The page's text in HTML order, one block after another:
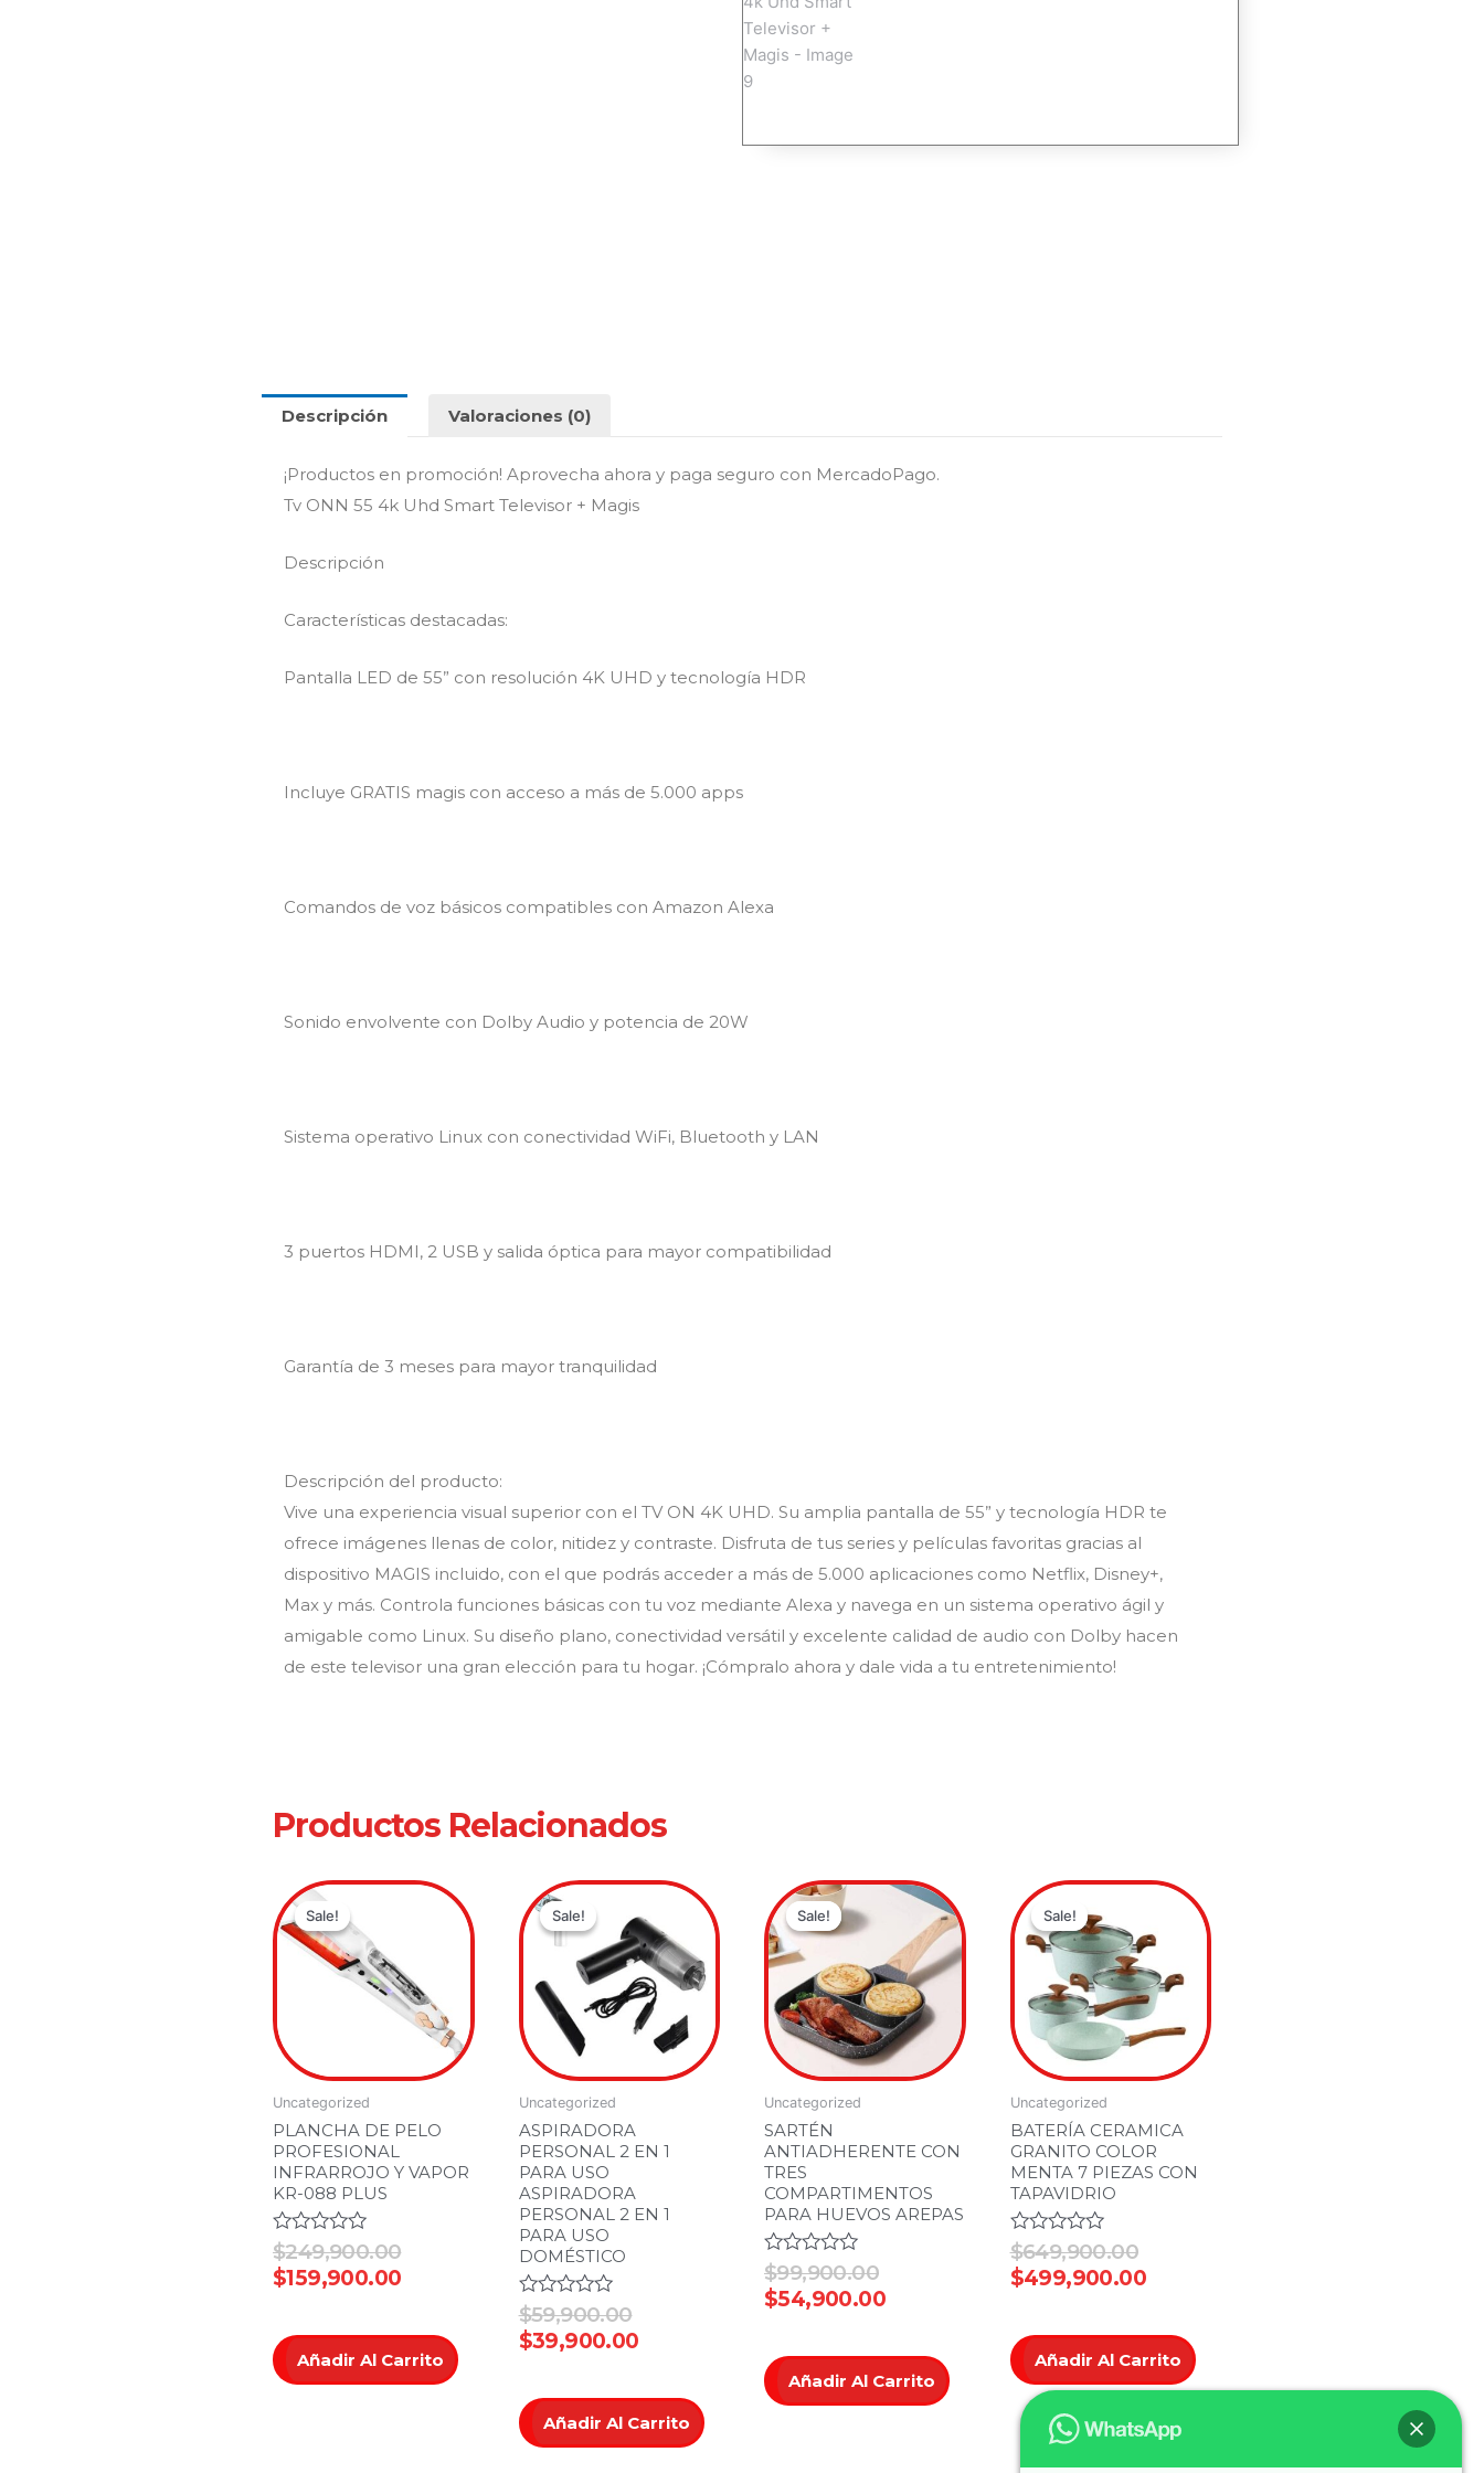
Descripción Valoraciones (0)
¡Productos en promoción! Aprovecha ahora y paga seguro con MercadoPago.
Tv ONN 55 4k Uhd Smart Televisor + Magis
Descripción
Características destacadas:
Pantalla LED de 55” con resolución 4K UHD y tecnología HDR
Incluye GRATIS magis con acceso a más de 5.000 apps
Comandos de voz básicos compatibles con Amazon Alexa
Sonido envolvente con Dolby Audio y potencia de 20W
Sistema operativo Linux con conectividad WiFi, Bluetooth y LAN
3 puertos HDMI, 2 USB y salida óptica para mayor compatibilidad
Garantía de 3 meses para mayor tranquilidad
Descripción del producto:
Vive una experiencia visual superior con el TV ON 4K UHD. Su amplia pantalla de 55” y tecnología HDR te
ofrece imágenes llenas de color, nitidez y contraste. Disfruta de tus series y películas favoritas gracias al
dispositivo MAGIS incluido, con el que podrás acceder a más de 5.000 aplicaciones como Netflix, Disney+,
Max y más. Controla funciones básicas con tu voz mediante Alexa y navega en un sistema operativo ágil y
amigable como Linux. Su diseño plano, conectividad versátil y excelente calidad de audio con Dolby hacen
de este televisor una gran elección para tu hogar. ¡Cómpralo ahora y dale vida a tu entretenimiento!
Productos Relacionados
Sale!
Sale!
Uncategorized
PLANCHA DE PELO
PROFESIONAL
INFRARROJO Y VAPOR
KR-088 PLUS
Valorado
en
0
$249,900.00
Original
$249,900.00.
$159,900.00
Current
$159,900.00.
Añadir Al Carrito
Sale!
Sale!
Uncategorized
ASPIRADORA
PERSONAL 2 EN 1
PARA USO
ASPIRADORA
PERSONAL 2 EN 1
PARA USO
DOMÉSTICO
Valorado
en
0
$59,900.00
Original
price
was:
$59,900.00.
$39,900.00
Current
price
is:
$39,900.00.
Añadir Al Carrito
Sale!
Sale!
Uncategorized
SARTÉN
ANTIADHERENTE CON
TRES
COMPARTIMENTOS
PARA HUEVOS AREPAS
Valorado
en
0
$99,900.00
Original
price
was:
$99,900.00.
$54,900.00
Current
price
is:
$54,900.00.
Añadir Al Carrito
Sale!
Sale!
Uncategorized
BATERÍA CERAMICA
GRANITO COLOR
MENTA 7 PIEZAS CON
TAPAVIDRIO
Valorado
en
0
$649,900.00
Original
was:
$649,900.00.
$499,900.00
Current
price
is:
$499,900.00.
Añadir Al Carrito